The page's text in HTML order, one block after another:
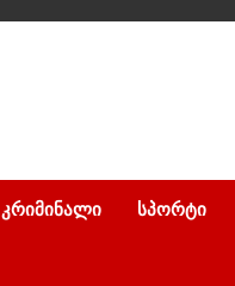
ᲙᲠᲘᲛᲘᲜᲐᲚᲘ ᲡᲞᲝᲠᲢᲘ